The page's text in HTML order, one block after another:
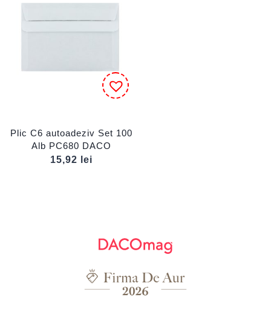
Plic C6 autoadeziv Set 100
Alb PC680 DACO
15,92
lei